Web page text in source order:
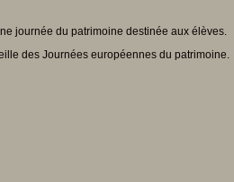
journée du patrimoine destinée aux élèves.
des Journées européennes du patrimoine.